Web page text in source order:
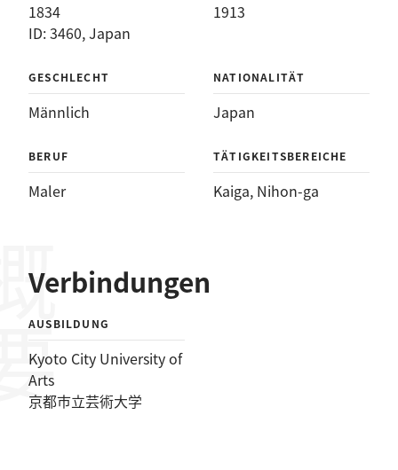
1834
ID: 3460, Japan
1913
GESCHLECHT
Männlich
NATIONALITÄT
Japan
BERUF
Maler
TÄTIGKEITSBEREICHE
Kaiga, Nihon-ga
Verbindungen
AUSBILDUNG
Kyoto City University of
Arts
京都市立芸術大学